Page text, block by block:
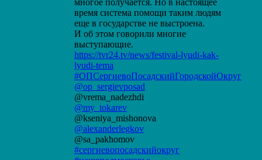
многое получается. Но в настоящее
время система помощи таким людям
еще в государстве не выстроена.
И об этом говорили многие
выступающие.
https://tvr24.tv/news/festival-lyudi-kak-
lyudi-tema
#ОПСергиевоПосадскийГородскойОкруг
@op_sergievposad
@vrema_nadezhdi
@my_tokarev
@kseniya_mishonova
@alexanderlegkov
@sa_pakhomov
#сергиевопосадскийокруг